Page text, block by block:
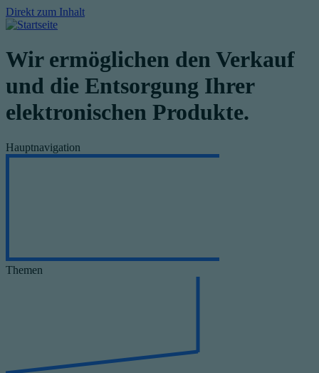
Direkt zum Inhalt
Wir ermöglichen den Verkauf
und die Entsorgung Ihrer
elektronischen Produkte.
Hauptnavigation
Themen